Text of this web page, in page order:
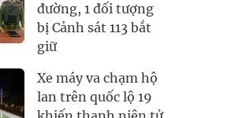
đường, 1 đối tượng
bị Cảnh sát 113 bắt
giữ
Xe máy va chạm hộ
lan trên quốc lộ 19